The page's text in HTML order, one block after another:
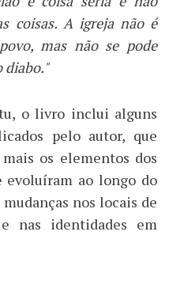
coisas. A igreja não é
mas não se pode
diabo."
o livro inclui alguns
pelo autor, que
os elementos dos
evoluíram ao longo do
nos locais de
nas identidades em